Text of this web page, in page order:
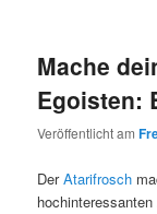
Mache
Egoisten:
Veröffentlicht am
DerAtarifrosch